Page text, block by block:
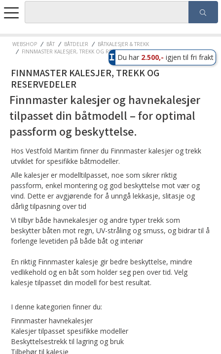
WEBSHOP BÅT BÅTDELER
BÅTKALESJER & TREKK
FINNMASTER KALESJER, TREKK OG RESERVEDELER
Du har 2.500,- igjen til fri frakt
FINNMASTER KALESJER, TREKK OG
RESERVEDELER
Finnmaster kalesjer og havnekalesjer
tilpasset din båtmodell – for optimal
passform og beskyttelse.
Hos Vestfold Maritim finner du Finnmaster kalesjer og trekk
utviklet for spesifikke båtmodeller.
Alle kalesjer er modelltilpasset, noe som sikrer riktig
passform, enkel montering og god beskyttelse mot vær og
vind. Dette er avgjørende for å unngå lekkasje, slitasje og
dårlig tilpasning over tid
Vi tilbyr både havnekalesjer og andre typer trekk som
beskytter båten mot regn, UV-stråling og smuss, og bidrar til å
forlenge levetiden på både båt og interiør
En riktig Finnmaster kalesje gir bedre beskyttelse, mindre
vedlikehold og en båt som holder seg pen over tid. Velg
kalesje tilpasset din modell for best resultat.
I denne kategorien finner du:
Finnmaster havnekalesjer
Kalesjer tilpasset spesifikke modeller
Beskyttelsestrekk til lagring og bruk
Tilbehør til kalesje